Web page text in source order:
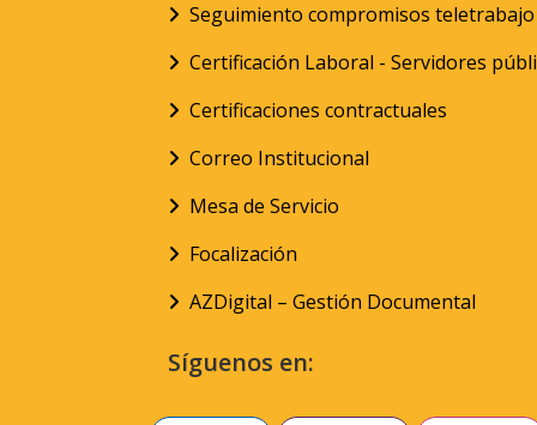
Seguimiento compromisos teletrabajo
Certificación Laboral - Servidores
Certificaciones contractuales
Correo Institucional
Mesa de Servicio
Focalización
AZDigital – Gestión Documental
Síguenos en: